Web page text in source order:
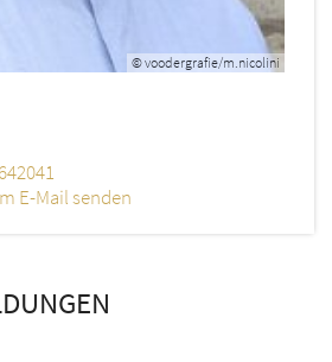
© voodergrafie/m.nicolini
E-Mail senden